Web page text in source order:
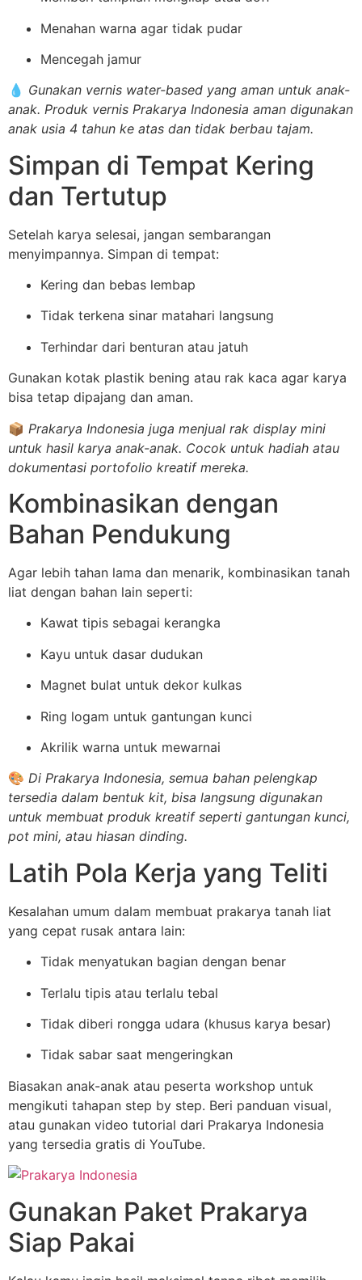
Menahan warna agar tidak pudar
Mencegah jamur
💧 Gunakan vernis water-based yang aman untuk anak-
anak. Produk vernis Prakarya Indonesia aman digunakan
anak usia 4 tahun ke atas dan tidak berbau tajam.
Simpan di Tempat Kering
dan Tertutup
Setelah karya selesai, jangan sembarangan
menyimpannya. Simpan di tempat:
Kering dan bebas lembap
Tidak terkena sinar matahari langsung
Terhindar dari benturan atau jatuh
Gunakan kotak plastik bening atau rak kaca agar karya
bisa tetap dipajang dan aman.
📦 Prakarya Indonesia juga menjual rak display mini
untuk hasil karya anak-anak. Cocok untuk hadiah atau
dokumentasi portofolio kreatif mereka.
Kombinasikan dengan
Bahan Pendukung
Agar lebih tahan lama dan menarik, kombinasikan tanah
liat dengan bahan lain seperti:
Kawat tipis sebagai kerangka
Kayu untuk dasar dudukan
Magnet bulat untuk dekor kulkas
Ring logam untuk gantungan kunci
Akrilik warna untuk mewarnai
🎨 Di Prakarya Indonesia, semua bahan pelengkap
tersedia dalam bentuk kit, bisa langsung digunakan
untuk membuat produk kreatif seperti gantungan kunci,
pot mini, atau hiasan dinding.
Latih Pola Kerja yang Teliti
Kesalahan umum dalam membuat prakarya tanah liat
yang cepat rusak antara lain:
Tidak menyatukan bagian dengan benar
Terlalu tipis atau terlalu tebal
Tidak diberi rongga udara (khusus karya besar)
Tidak sabar saat mengeringkan
Biasakan anak-anak atau peserta workshop untuk
mengikuti tahapan step by step. Beri panduan visual,
atau gunakan video tutorial dari Prakarya Indonesia
yang tersedia gratis di YouTube.
Gunakan Paket Prakarya
Siap Pakai